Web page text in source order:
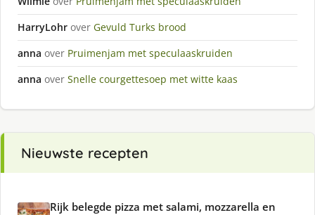
HarryLohr over Gevuld Turks brood
anna over Pruimenjam met speculaaskruiden
anna over Snelle courgettesoep met witte kaas
Nieuwste recepten
Rijk belegde pizza met salami, mozzarella en